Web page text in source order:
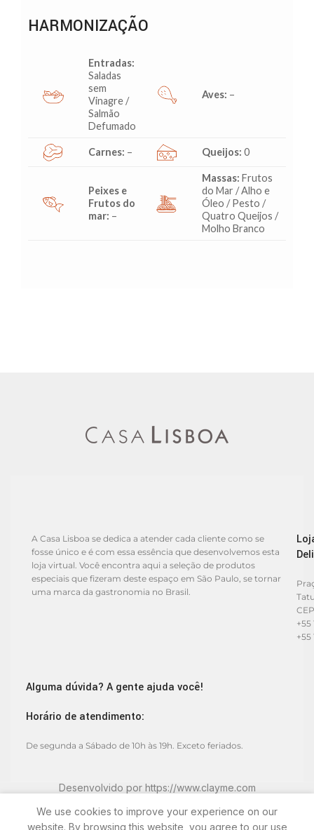
HARMONIZAÇÃO
Entradas:
Saladas
sem
Vinagre /
Salmão
Defumado
Aves: –
Carnes: – Queijos: 0
Peixes e
Frutos do
mar: –
Massas: Frutos
do Mar / Alho e
Óleo / Pesto /
Quatro Queijos /
Molho Branco
A Casa Lisboa se dedica a atender cada cliente como se
fosse único e é com essa essência que desenvolvemos esta
loja virtual. Você encontra aqui a seleção de produtos
especiais que fizeram deste espaço em São Paulo, se tornar
uma marca da gastronomia no Brasil.
+55
+55
Alguma dúvida? A gente ajuda você!
Horário de atendimento:
De segunda a Sábado de 10h às 19h. Exceto feriados.
Desenvolvido por https://www.clayme.com
We use cookies to improve your experience on our
website. By browsing this website, you agree to our use